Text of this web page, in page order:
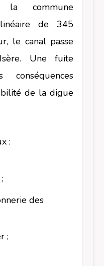
la commune
de 345
le canal passe
Une fuite
de la digue
:
des
;